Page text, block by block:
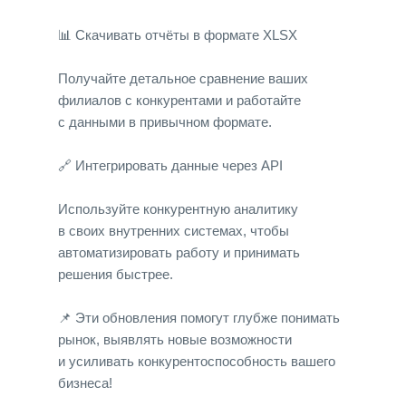
📊 Скачивать отчёты в формате XLSX
Получайте детальное сравнение ваших
филиалов с конкурентами и работайте
с данными в привычном формате.
🔗 Интегрировать данные через API
Используйте конкурентную аналитику
в своих внутренних системах, чтобы
автоматизировать работу и принимать
решения быстрее.
📌 Эти обновления помогут глубже понимать
рынок, выявлять новые возможности
и усиливать конкурентоспособность вашего
бизнеса!